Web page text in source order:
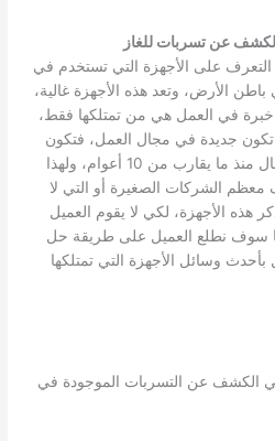
عن تسربات للغاز
على الأجهزة التي تستخدم في
الأرض، وتعد هذه الأجهزة غالية،
خبرة في العمل هي من تمتلكها فقط،
جديدة في مجال العمل، فتكون
الشركة الخاصة بنا في هذا المجال منذ ما يقارب من 10 أعوام، ولهذا
الشركات الصغيرة أو التي لا
الأجهزة، لكي لا يقوم العميل
سوف نطلع العميل على طريقة حل
وسائل الأجهزة التي تمتلكها
الكشف عن التسربات الموجودة في